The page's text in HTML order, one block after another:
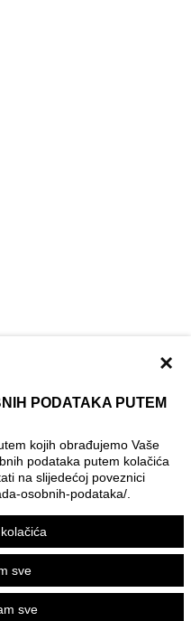
×
PODATAKA PUTEM
kojih obrađujemo Vaše
podataka putem kolačića
na slijedećoj poveznici
osobnih-podataka/
sve
sve
Postavke kolačića
uz financijsku potporu
stajalište autora
smatrati odgovornom
nalaze.